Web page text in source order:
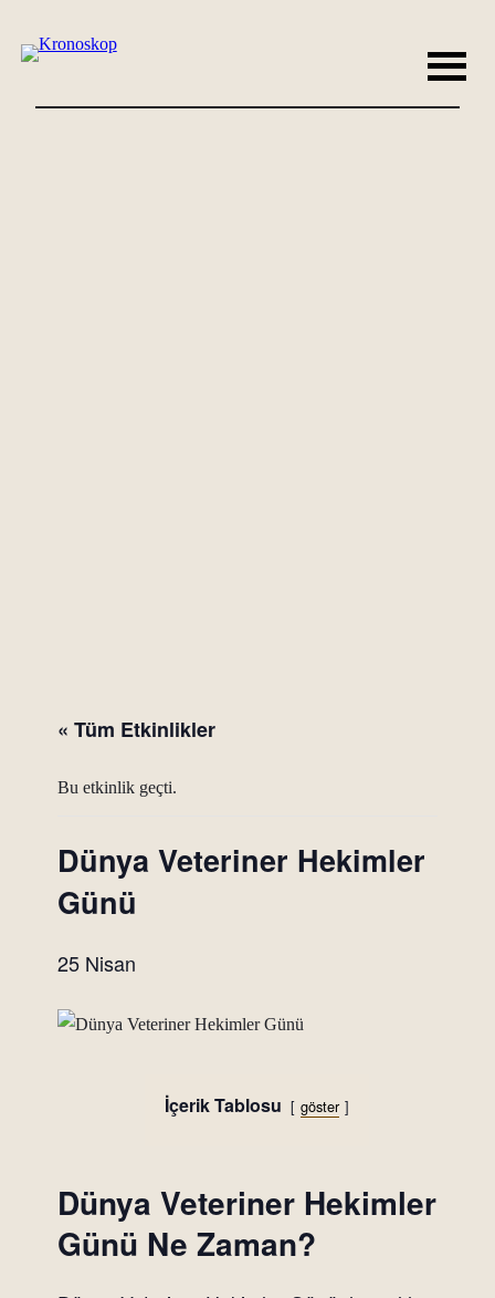
« Tüm Etkinlikler
Bu etkinlik geçti.
Dünya Veteriner Hekimler
Günü
25 Nisan
İçerik Tablosu göster
Dünya Veteriner Hekimler
Günü Ne Zaman?